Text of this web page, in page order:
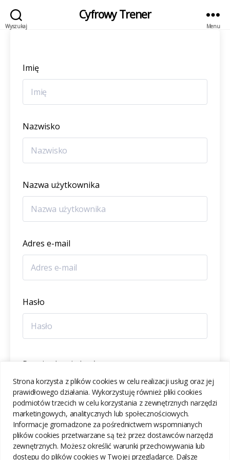
Strona korzysta z plików cookies w celu realizacji usług oraz jej
prawidłowego działania. Wykorzystuję również pliki cookies
podmiotów trzecich w celu korzystania z zewnętrznych narzędzi
marketingowych, analitycznych lub społecznościowych.
Informacje gromadzone za pośrednictwem wspomnianych
plików cookies przetwarzane są też przez dostawców narzędzi
zewnętrznych. Możesz określić warunki przechowywania lub
dostępu do plików cookies w Twojej przeglądarce. Dalsze
Wyszukaj
Cyfrowy Trener
Menu
Imię
Nazwisko
Nazwa użytkownika
Adres e-mail
Hasło
Potwierdzenie hasła
ZAREJESTRUJ SIĘ